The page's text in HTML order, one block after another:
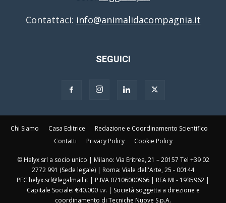
Contattaci: info@animalidacompagnia.it
SEGUICI
Chi Siamo Casa Editrice
Redazione e Coordinamento Scientifico
Contatti
Privacy Policy Cookie Policy
© Helyx srl a socio unico | Milano: Via Eritrea, 21 – 20157 Tel +39 02
2772 991 (Sede legale) | Roma: Viale dell'Arte, 25 - 00144
PEC helyx.srl@legalmail.it | P.IVA 07106000966 | REA MI - 1935962 |
Capitale Sociale: €40.000 i.v. | Società soggetta a direzione e
coordinamento di Tecniche Nuove S.p.A.